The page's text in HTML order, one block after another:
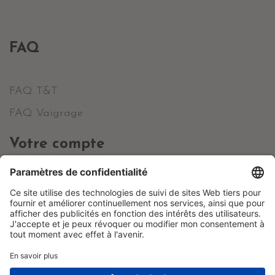
FAQ
FAQ T&T
FAQ Vaigrage
Votre compte
Informations personnelles
Commandes
Avoirs
Adresses